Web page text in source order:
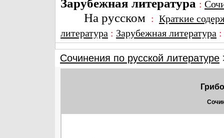
Зарубежная литература :
На русском : Краткие
литература : Зарубежная литература
Сочинения по русской литературе